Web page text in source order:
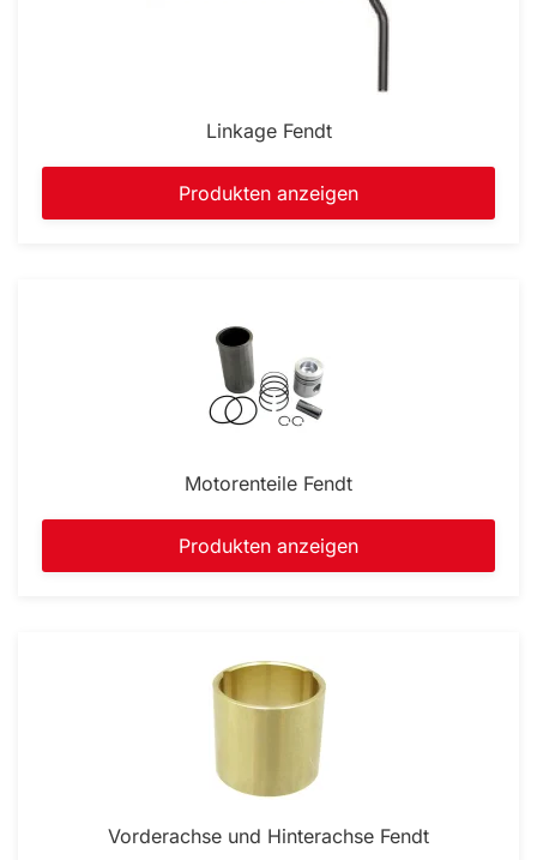
Linkage Fendt
Produkten anzeigen
Motorenteile Fendt
Produkten anzeigen
Vorderachse und Hinterachse Fendt